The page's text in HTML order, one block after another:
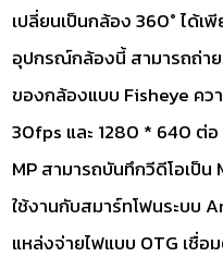
เปลี่ยนเป็นกล้อง 360° ได้เ
อุปกรณ์กล้องนี้ สามารถถ่า
ของกล้องแบบ Fisheye คว
30fps และ 1280 * 640 ต่
MP สามารถบันทึกวีดีโอเป็น
ใช้งานกับสมาร์ทโฟนระบบ
แหล่งจ่ายไฟแบบ OTG เชื่